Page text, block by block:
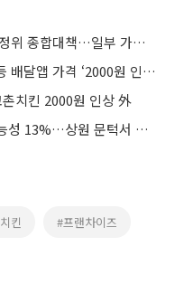
1만2000개 프랜차이즈 흔든 공정위 종합대책…일부 가맹본부엔 ‘부담백배’
교촌치킨, 서울 지역 허니콤보 등 배달앱 가격 ‘2000원 인상’
치킨 2000원 인상 外
美 클래리티 법안 연내 통과 가능성 13%…상원 문턱서 제동
킨 #프랜차이즈